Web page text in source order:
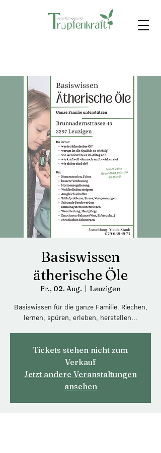
Basiswissen
ätherische Öle
Fr., 02. Aug.
  |
Leuzigen
Basiswissen für die ganze Familie. Riechen,
lernen, spüren, erleben, herstellen...
Tickets stehen nicht zum
Verkauf
Jetzt andere Veranstaltungen
ansehen